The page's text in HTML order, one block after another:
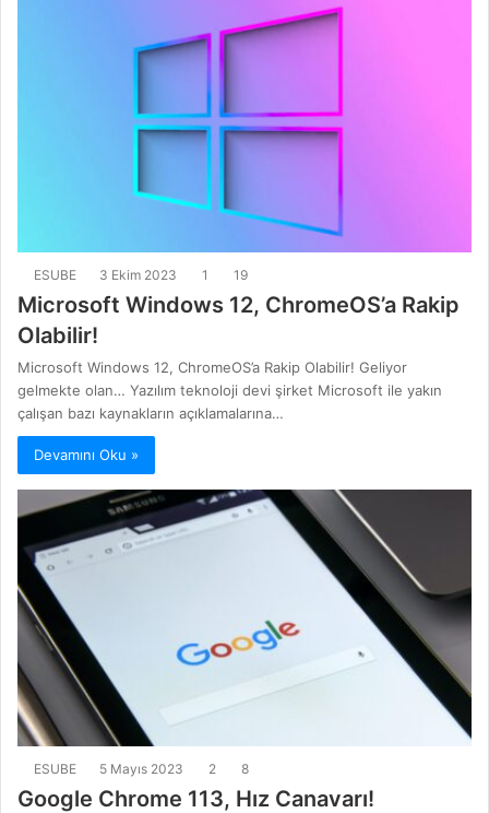
ESUBE 3 Ekim 2023 1 19
Microsoft Windows 12, ChromeOS’a Rakip
Olabilir!
Microsoft Windows 12, ChromeOS’a Rakip Olabilir! Geliyor
gelmekte olan… Yazılım teknoloji devi şirket Microsoft ile yakın
çalışan bazı kaynakların açıklamalarına…
Devamını Oku »
ESUBE 5 Mayıs 2023 2 8
Google Chrome 113, Hız Canavarı!